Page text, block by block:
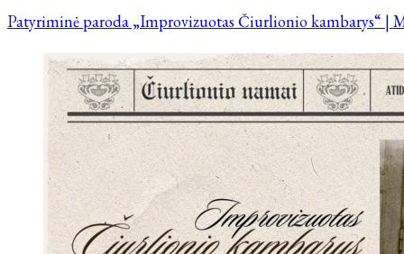
Patyriminė paroda „Improvizuotas Čiurlionio kambarys“ |